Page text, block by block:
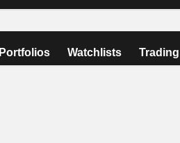
Portfolios Watchlists Trading